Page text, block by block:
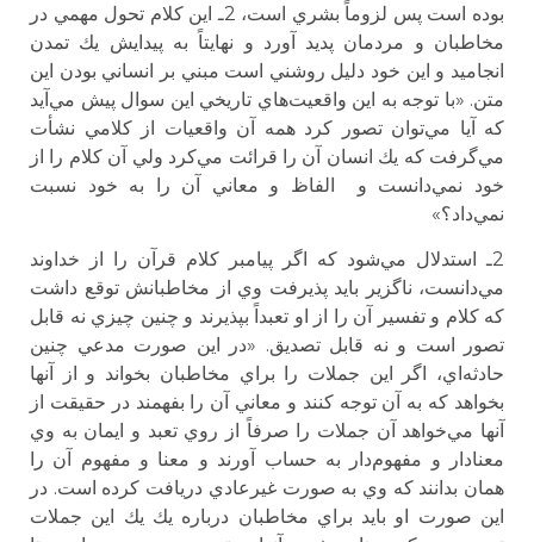
بوده است پس لزوماً بشري است، 2ـ اين كلام تحول مهمي در
مخاطبان و مردمان پديد آورد و نهايتاً به پيدايش يك تمدن
انجاميد و اين خود دليل روشني است مبني بر انساني بودن اين
متن. «با توجه به اين واقعيت‌هاي تاريخي اين سوال پيش مي‌آيد
كه آيا مي‌توان تصور كرد همه آن واقعيات از كلامي نشأت
مي‌گرفت كه يك انسان آن را قرائت مي‌كرد ولي آن كلام را از
خود نمي‌دانست و الفاظ و معاني آن را به خود نسبت
نمي‌داد؟»
2ـ استدلال مي‌شود كه اگر پيامبر كلام قرآن را از خداوند
مي‌دانست، ناگزير بايد پذيرفت وي از مخاطبانش توقع داشت
كه كلام و تفسير آن را از او تعبداً بپذيرند و چنين چيزي نه قابل
تصور است و نه قابل تصديق. «در اين صورت مدعي چنين
حادثه‌اي، اگر اين جملات را براي مخاطبان بخواند و از آنها
بخواهد كه به آن توجه كنند و معاني آن را بفهمند در حقيقت از
آنها مي‌خواهد آن جملات را صرفاً از روي تعبد و ايمان به وي
معنادار و مفهوم‌دار به حساب آورند و معنا و مفهوم آن را
همان بدانند كه وي به صورت غيرعادي دريافت كرده است. در
اين صورت او بايد براي مخاطبان درباره يك يك اين جملات